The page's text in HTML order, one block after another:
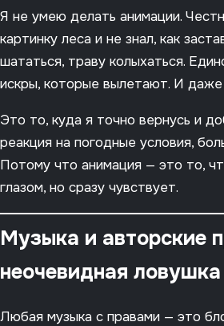
Я не умею делать анимации.
картинку леса и не знал, как
шататься, траву колыхаться.
искры, которые вылетают. И даже
Это то, куда я точно вернусь и
реакция на погодные условия,
Потому что анимация — это то,
глазом, но сразу чувствует.
Музыка и авторские
неочевидная ловушка
Любая музыка с правами — это